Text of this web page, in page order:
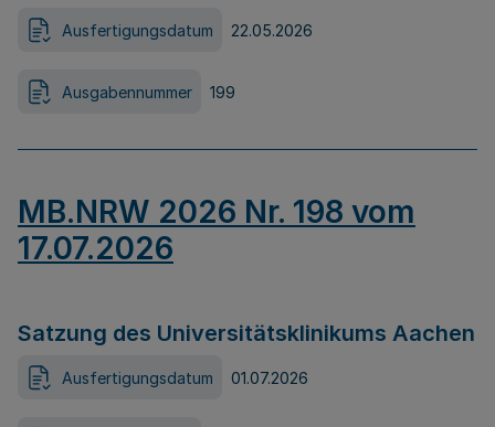
Ausfertigungsdatum 22.05.2026
Ausgabennummer 199
MB.NRW 2026 Nr. 198 vom
17.07.2026
Satzung des Universitätsklinikums Aachen
Ausfertigungsdatum 01.07.2026